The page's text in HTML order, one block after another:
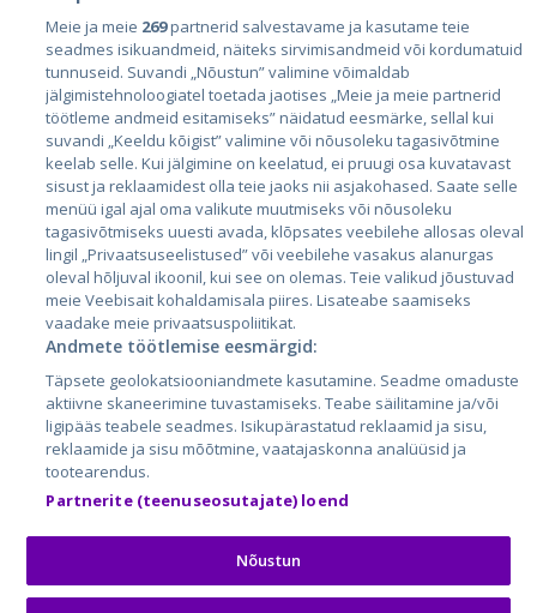
Riigid
Eesti
Läti
Leedu
City24.lv
City24.ee
GetaPro.lv
GetaPro.ee
Autoplius.lt
Aruodas.lt
CVbankas.lt
Kainos.lt
Paslaugos.lt
auto24.ee
Osta.ee
KuldneBörs.ee
Meie ja meie 269partnerid salvestavame ja kasutame teie
seadmes isikuandmeid, näiteks sirvimisandmeid või kordumatuid
tunnuseid. Suvandi „Nõustun” valimine võimaldab
jälgimistehnoloogiatel toetada jaotises „Meie ja meie partnerid
töötleme andmeid esitamiseks” näidatud eesmärke, sellal kui
suvandi „Keeldu kõigist” valimine või nõusoleku tagasivõtmine
keelab selle. Kui jälgimine on keelatud, ei pruugi osa kuvatavast
sisust ja reklaamidest olla teie jaoks nii asjakohased. Saate selle
menüü igal ajal oma valikute muutmiseks või nõusoleku
tagasivõtmiseks uuesti avada, klõpsates veebilehe allosas oleval
lingil „Privaatsuseelistused” või veebilehe vasakus alanurgas
oleval hõljuval ikoonil, kui see on olemas. Teie valikud jõustuvad
meie Veebisait kohaldamisala piires. Lisateabe saamiseks
vaadake meie privaatsuspoliitikat.
Andmete töötlemise eesmärgid:
Täpsete geolokatsiooniandmete kasutamine. Seadme omaduste
aktiivne skaneerimine tuvastamiseks. Teabe säilitamine ja/või
ligipääs teabele seadmes. Isikupärastatud reklaamid ja sisu,
reklaamide ja sisu mõõtmine, vaatajaskonna analüüsid ja
tootearendus.
Partnerite (teenuseosutajate) loend
Nõustun